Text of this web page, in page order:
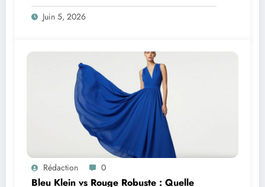
Juin 5, 2026
Rédaction 0
Bleu Klein vs Rouge Robuste : Quelle